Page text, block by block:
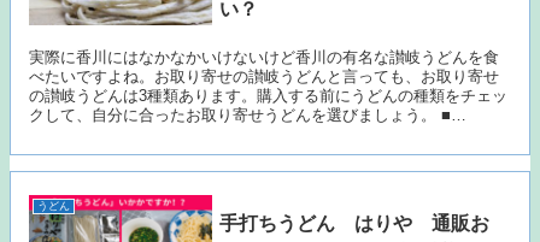
い？
実際に香川にはなかなかいけないけど香川の有名な讃岐うどんを食
べたいですよね。お取り寄せの讃岐うどんと言っても、お取り寄せ
の讃岐うどんは3種類あります。購入する前にうどんの種類をチェッ
クして、自分に合ったお取り寄せうどんを選びましょう。 ■…
うどん
手打ちうどん はりや 通販お